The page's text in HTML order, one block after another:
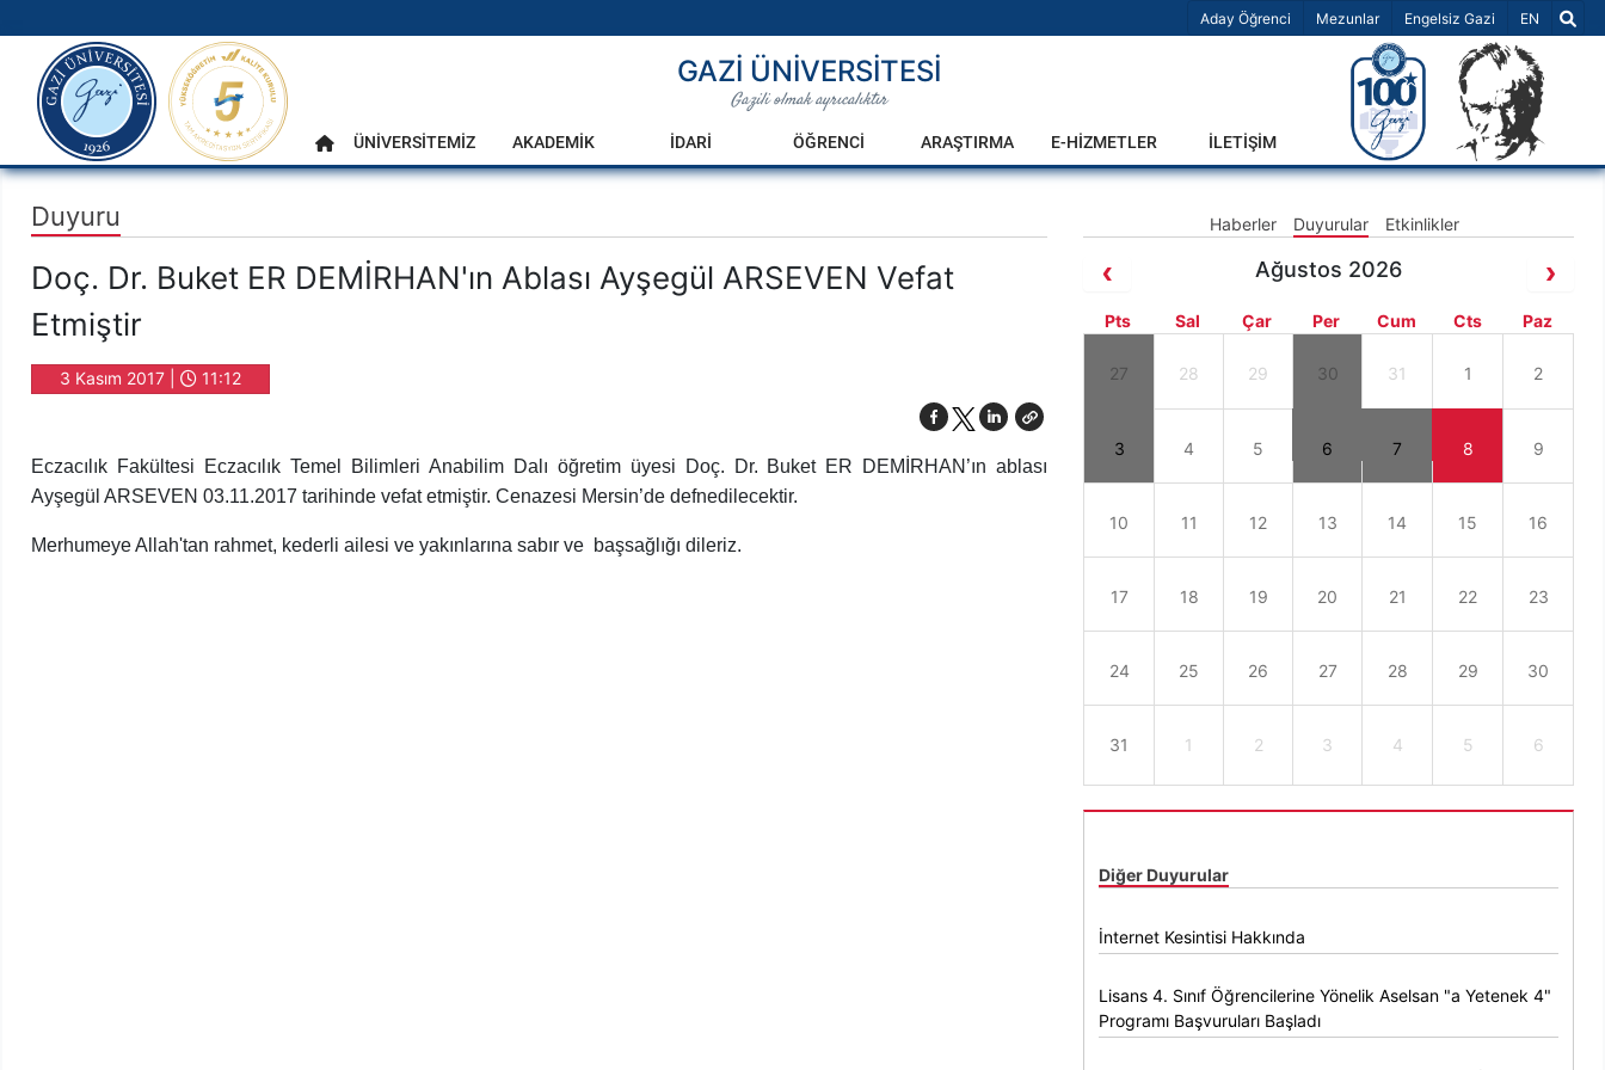
Aday Öğrenci Mezunlar Engelsiz Gazi Dil Seçiniz
EN
Ana Menü
gazi.edu.tr
GAZİ ÜNİVERSİTESİ
Gazili olmak ayrıcalıktır
Anasayfa
ÜNİVERSİTEMİZ AKADEMİK İDARİ ÖĞRENCİ ARAŞTIRMA E-HİZMETLER İLETİŞİM
Duyuru Haberler Duyurular Etkinlikler
Doç. Dr. Buket ER DEMİRHAN'ın Ablası Ayşegül ARSEVEN Vefat
Etmiştir
3 Kasım 2017 | 11:12
Eczacılık Fakültesi Eczacılık Temel Bilimleri Anabilim Dalı öğretim üyesi Doç. Dr. Buket ER DEMİRHAN’ın ablası
Ayşegül ARSEVEN 03.11.2017 tarihinde vefat etmiştir. Cenazesi Mersin’de defnedilecektir.
Merhumeye Allah'tan rahmet, kederli ailesi ve yakınlarına sabır ve başsağlığı dileriz.
Ağustos 2026
Pts Sal Çar Per Cum Cts Paz
27 28 29 30 31 1 2
3 4 5 6 7 8 9
10 11 12 13 14 15 16
17 18 19 20 21 22 23
24 25 26 27 28 29 30
31 1 2 3 4 5 6
Diğer Duyurular
İnternet Kesintisi Hakkında
Lisans 4. Sınıf Öğrencilerine Yönelik Aselsan "a Yetenek 4"
Programı Başvuruları Başladı